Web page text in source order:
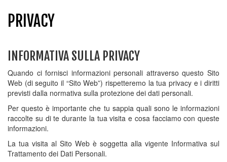
PRIVACY
INFORMATIVA SULLA PRIVACY
Quando ci fornisci informazioni personali attraverso questo Sito
Web (di seguito il “Sito Web”) rispetteremo la tua privacy e i diritti
previsti dalla normativa sulla protezione dei dati personali.
Per questo è importante che tu sappia quali sono le informazioni
raccolte su di te durante la tua visita e cosa facciamo con queste
informazioni.
La tua visita al Sito Web è soggetta alla vigente Informativa sul
Trattamento dei Dati Personali.